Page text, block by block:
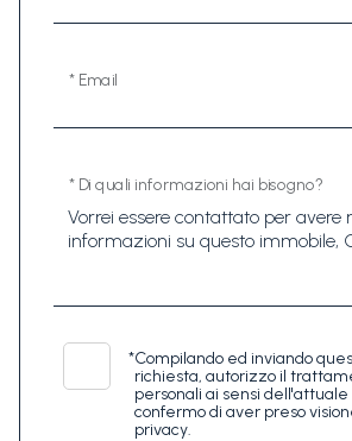
* Email
* Di quali informazioni hai bisogno?
*Compilando ed inviando
richiesta, autorizzo il
personali ai sensi
confermo di aver preso
privacy.